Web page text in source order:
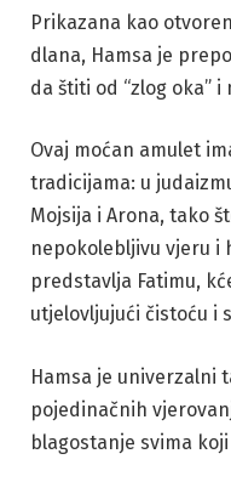
Prikazana kao
dlana, Hamsa je
da štiti od “zlog oka”
Ovaj moćan amulet
tradicijama: u
Mojsija i Arona, tako
nepokolebljivu vjeru i
predstavlja Fatimu,
utjelovljujući čistoću i
Hamsa je univerzalni
pojedinačnih
blagostanje svima